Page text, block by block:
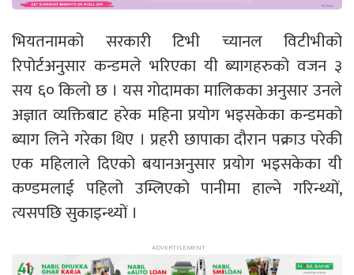
भियतनामको सरकारी टिभी च्यानल विटीभीको
रिपोर्टअनुसार कन्डमले भरिएका यी ब्यागहरुको वजन ३
सय ६० किलो छ । यस गोदामका मालिकका अनुसार उनले
अज्ञात व्यक्तिबाट हरेक महिना प्रयोग भइसकेका कन्डमको
ब्याग लिने गरेका थिए । प्रहरी छापाका दौरान पक्राउ परेकी
एक महिलाले दिएको बयानअनुसार प्रयोग भइसकेका यी
कण्डमलाई पहिलो उम्लिएको पानीमा हाल्ने गरिन्थ्यों,
त्यसपछि सुकाइन्थ्यों ।